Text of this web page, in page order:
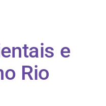
e
Rio